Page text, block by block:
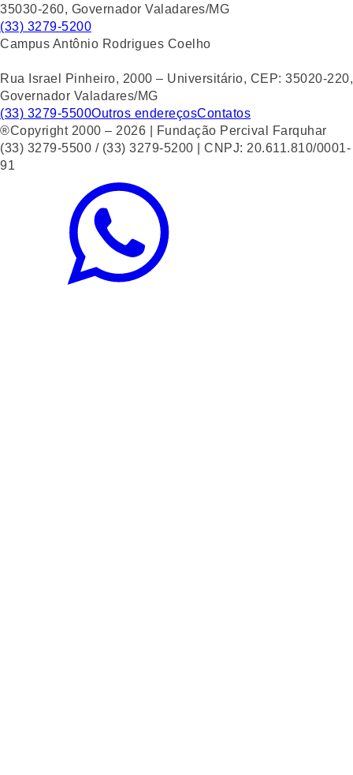
35030-260, Governador Valadares/MG
(33) 3279-5200
Campus Antônio Rodrigues Coelho
Rua Israel Pinheiro, 2000 – Universitário, CEP: 35020-220,
Governador Valadares/MG
(33) 3279-5500Outros endereçosContatos
®Copyright 2000 – 2026 | Fundação Percival Farquhar
(33) 3279-5500 / (33) 3279-5200 | CNPJ: 20.611.810/0001-
91